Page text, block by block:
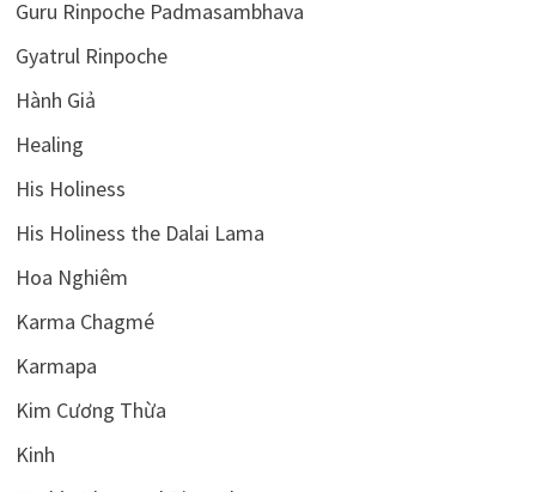
Guru Rinpoche Padmasambhava
Gyatrul Rinpoche
Hành Giả
Healing
His Holiness
His Holiness the Dalai Lama
Hoa Nghiêm
Karma Chagmé
Karmapa
Kim Cương Thừa
Kinh